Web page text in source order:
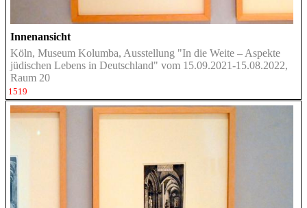
Innenansicht
Köln, Museum Kolumba, Ausstellung "In die Weite – Aspekte
jüdischen Lebens in Deutschland" vom 15.09.2021-15.08.2022,
Raum 20
1519